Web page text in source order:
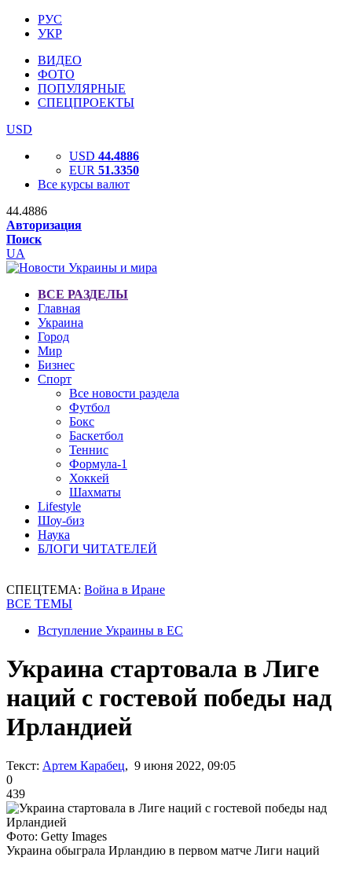
РУС
УКР
ВИДЕО
ФОТО
ПОПУЛЯРНЫЕ
СПЕЦПРОЕКТЫ
USD
USD 44.4886
EUR 51.3350
Все курсы валют
44.4886
Авторизация
Поиск
UA
ВСЕ РАЗДЕЛЫ
Главная
Украина
Город
Мир
Бизнес
Спорт
Все новости раздела
Футбол
Бокс
Баскетбол
Теннис
Формула-1
Хоккей
Шахматы
Lifestyle
Шоу-биз
Наука
БЛОГИ ЧИТАТЕЛЕЙ
СПЕЦТЕМА: Война в Иране
ВСЕ ТЕМЫ
Вступление Украины в ЕС
Украина стартовала в Лиге
наций с гостевой победы над
Ирландией
Текст: Артем Карабец, 9 июня 2022, 09:05
0
439
Фото: Getty Images
Украина обыграла Ирландию в первом матче Лиги наций